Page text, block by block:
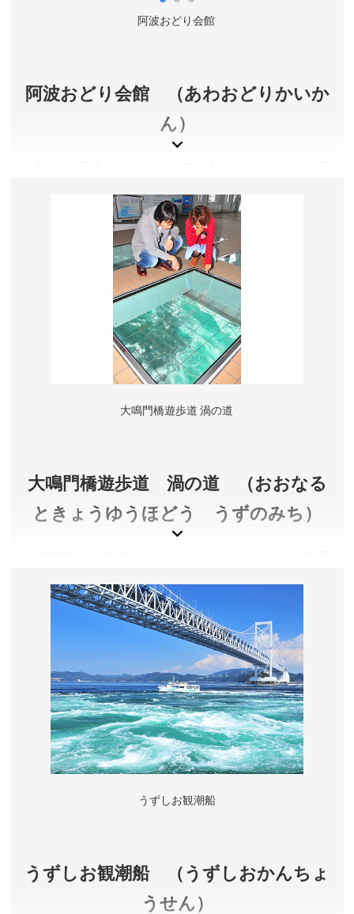
阿波おどり会館
阿波おどり会館 （あわおどりかいか
ん）
風」、夜の公演は有名連が出演し、躍動的な阿波お
どりを披露します。一緒に踊ることもできます。
料金／【昼のおどり】大人1,300円、小中学生700円
【夜のおどり】大人1,600円、小中学生800円
上演時間／【昼のおどり】11:00、14:00、15:00、
16:00（各40分間）【夜のおどり】20:00（50分間）
アクセス／JR徳島駅より徒歩約10分
お問い合わせ／088-611-1611
大鳴門橋遊歩道 渦の道
大鳴門橋遊歩道 渦の道 （おおなる
ときょうゆうほどう うずのみち）
渦潮をご堪能いただけます。
夏季（3月～9月）9:00～18:00 ※入場は17:30まで
GWと夏休み期間は8:00～19:00 ※入場は18:30まで
冬季（10月～2月）9:00～17:00
徳島県鳴門市
入場料／大人510円、中高生410円、小学生260円
営業時間／夏季(3月～9月) 9:00～18:00 、GWと夏休み
期間 8:00～19:00、冬季(10月～2月) 9:00～17:00 ※
休館日／3月、6月、9月、12月の第2月曜日
お問い合わせ／088-683-6262
大鳴門橋遊歩道 渦の道 公式サイト
うずしお観潮船
うずしお観潮船 （うずしおかんちょ
うせん）